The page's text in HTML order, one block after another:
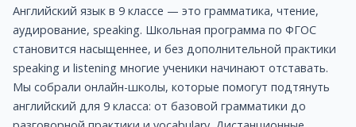
ЧОУ ОНЛАЙН ГИМНАЗИЯ №1 — это полноценный аналог
Стоимость: от 500 руб.
Услуги: Обучение по школьной программе (5-11
Преимущества: Возможно прикрепление; На
Домашняя школа Фоксфорд
Домашняя школа Фоксфорд – это качественное
Английский язык в 9 классе — это грамматика, чтение,
аудирование, speaking. Школьная программа по ФГОС
становится насыщеннее, и без дополнительной практики
speaking и listening многие ученики начинают отставать.
Мы собрали онлайн-школы, которые помогут подтянуть
английский для 9 класса: от базовой грамматики до